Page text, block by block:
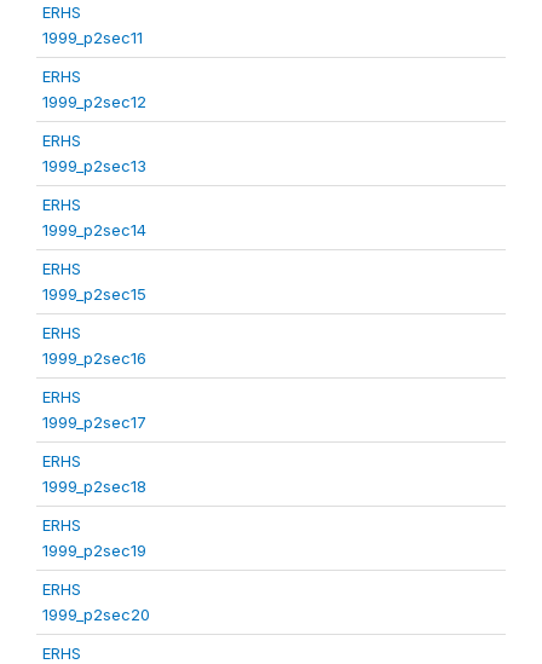
ERHS
1999_p2sec11
ERHS
1999_p2sec12
ERHS
1999_p2sec13
ERHS
1999_p2sec14
ERHS
1999_p2sec15
ERHS
1999_p2sec16
ERHS
1999_p2sec17
ERHS
1999_p2sec18
ERHS
1999_p2sec19
ERHS
1999_p2sec20
ERHS